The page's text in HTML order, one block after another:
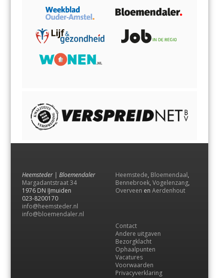
Heemsteder | Bloemendaler
Margadantstraat 34
1976 DN IJmuiden
023-8200170
info@heemsteder.nl
info@bloemendaler.nl
Heemstede, Bloemendaal,
Bennebroek, Vogelenzang,
Overveen en Aerdenhout
Contact
Andere uitgaven
Bezorgklacht
Ophaalpunten
Vacatures
Voorwaarden
Privacyverklaring